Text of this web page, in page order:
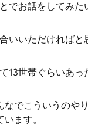
でお話をしてみた
いいただければと
13世帯ぐらいあっ
でこういうのや
ます。